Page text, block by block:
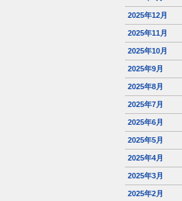
2025年12月
2025年11月
2025年10月
2025年9月
2025年8月
2025年7月
2025年6月
2025年5月
2025年4月
2025年3月
2025年2月